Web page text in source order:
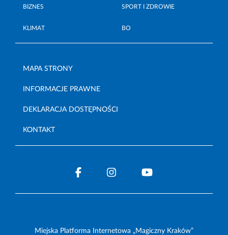
BIZNES SPORT I ZDROWIE
KLIMAT BO
MAPA STRONY
INFORMACJE PRAWNE
DEKLARACJA DOSTĘPNOŚCI
KONTAKT
Miejska Platforma Internetowa „Magiczny Kraków”